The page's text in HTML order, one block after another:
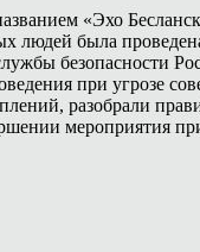
«Эхо
людей была
безопасности
при угрозе
разобрали
мероприятия